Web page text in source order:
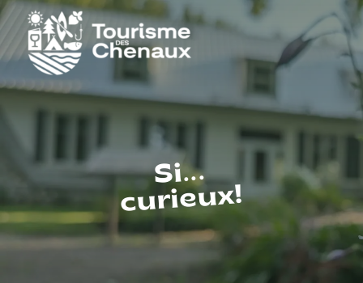
Si...
curieux!